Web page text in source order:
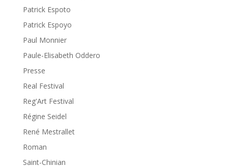
Patrick Espoto
Patrick Espoyo
Paul Monnier
Paule-Elisabeth Oddero
Presse
Real Festival
Reg'Art Festival
Régine Seidel
René Mestrallet
Roman
Saint-Chinian